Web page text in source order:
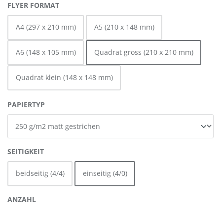
FLYER FORMATAUSWÄHLEN
A4 (297 x 210 mm) A5 (210 x 148 mm)
A6 (148 x 105 mm) Quadrat gross (210 x 210 mm)
Quadrat klein (148 x 148 mm)
PAPIERTYP
SEITIGKEITAUSWÄHLEN
beidseitig (4/4) einseitig (4/0)
ANZAHL